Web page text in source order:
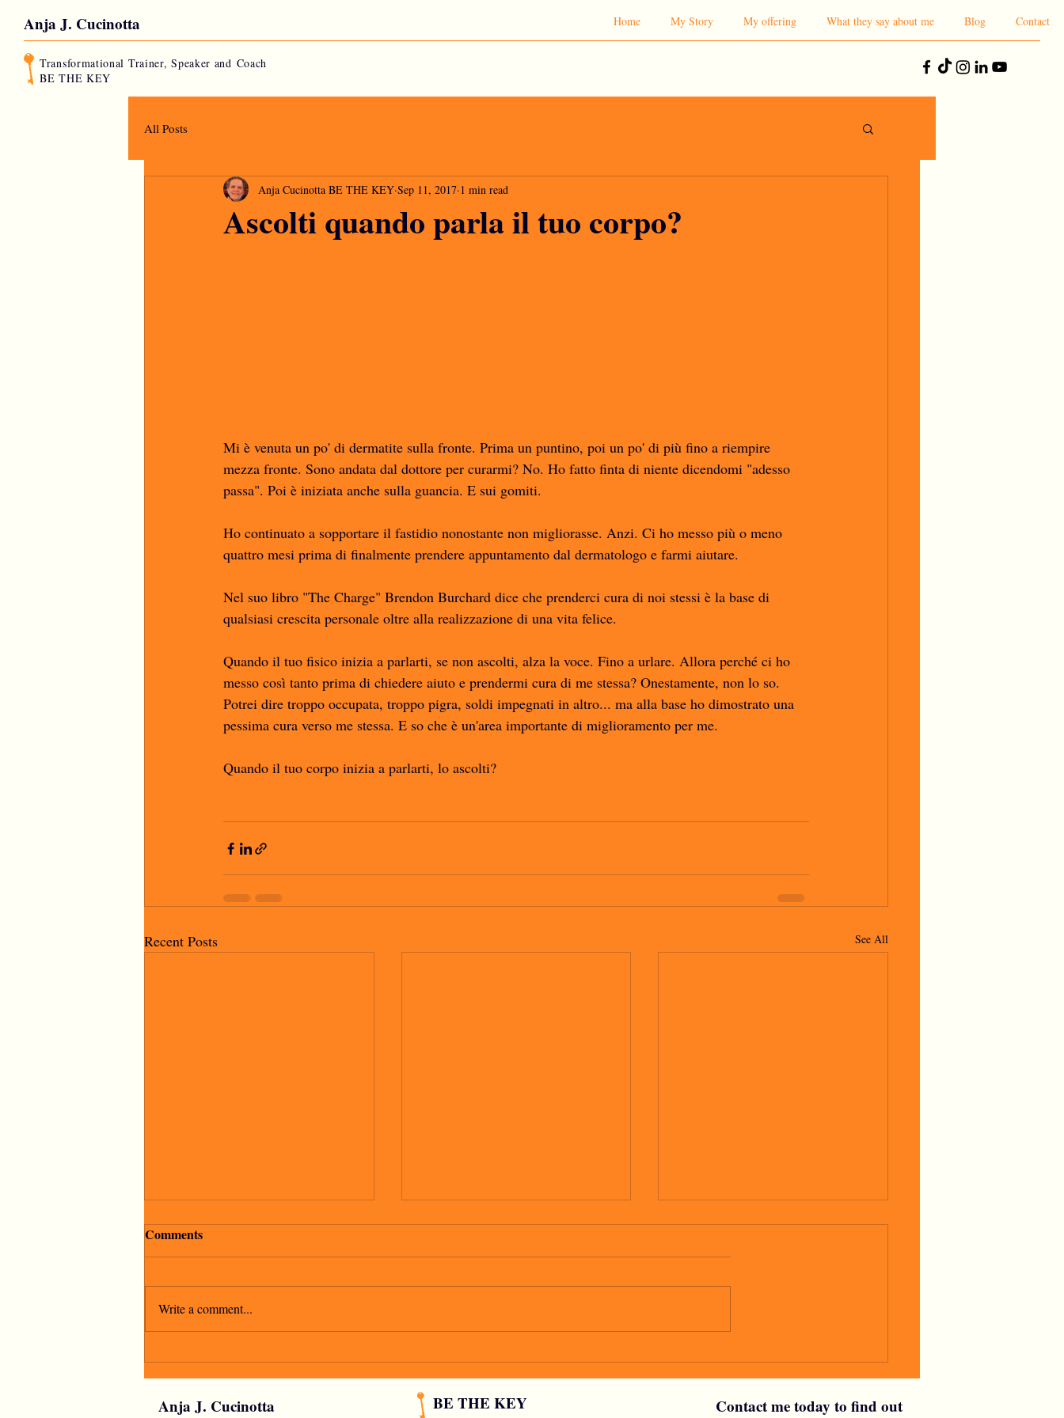
Anja J. Cucinotta
Transformational Trainer, Speaker and Coach
BE THE KEY
Home My Story My offering What they say about me Blog Contact
All Posts
Ascolti quando parla il tuo corpo?
Anja Cucinotta BE THE KEY Sep 11, 2017 1 min read
Mi è venuta un po' di dermatite sulla fronte. Prima un puntino, poi un po' di più fino a riempire
mezza fronte. Sono andata dal dottore per curarmi? No. Ho fatto finta di niente dicendomi "adesso
passa". Poi è iniziata anche sulla guancia. E sui gomiti.
Ho continuato a sopportare il fastidio nonostante non migliorasse. Anzi. Ci ho messo più o meno
quattro mesi prima di finalmente prendere appuntamento dal dermatologo e farmi aiutare.
Nel suo libro "The Charge" Brendon Burchard dice che prenderci cura di noi stessi è la base di
qualsiasi crescita personale oltre alla realizzazione di una vita felice.
Quando il tuo fisico inizia a parlarti, se non ascolti, alza la voce. Fino a urlare. Allora perché ci ho
messo così tanto prima di chiedere aiuto e prendermi cura di me stessa? Onestamente, non lo so.
Potrei dire troppo occupata, troppo pigra, soldi impegnati in altro... ma alla base ho dimostrato una
pessima cura verso me stessa. E so che è un'area importante di miglioramento per me.
Quando il tuo corpo inizia a parlarti, lo ascolti?
Recent Posts See All
"La speranza è l'ultima a
morire"
C'è un tipo che mi piace
io voglio
Comments
Write a comment...
Anja J. Cucinotta BE THE KEY
Contact me today to find out